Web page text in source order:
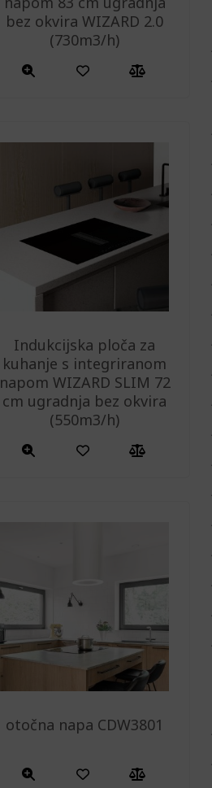
bez okvira WIZARD 2.0
(730m3/h)
Indukcijska ploča za
kuhanje s integriranom
napom WIZARD SLIM 72
cm ugradnja bez okvira
(550m3/h)
otočna napa CDW3801